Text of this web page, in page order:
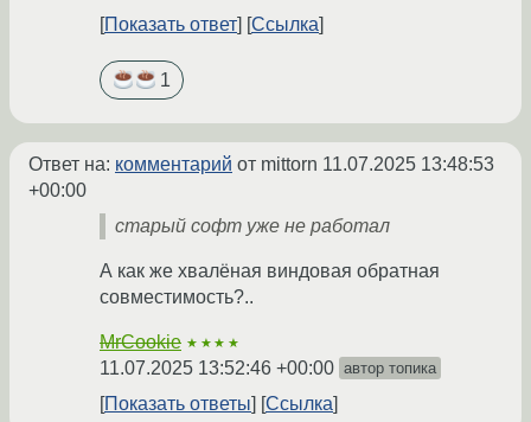
Показать ответ
Ссылка
1
Ответ на: комментарий от mittorn 11.07.2025 13:48:53
+00:00
старый софт уже не работал
А как же хвалёная виндовая обратная
совместимость?..
MrCookie ★★★★
11.07.2025 13:52:46 +00:00 автор топика
Показать ответы Ссылка